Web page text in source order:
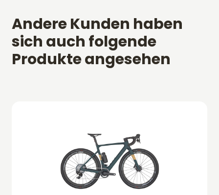
Andere Kunden haben
sich auch folgende
Produkte angesehen